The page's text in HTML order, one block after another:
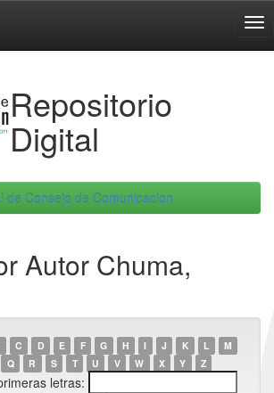
Repositorio
Digital
de Consejo de Comunicacion
Autor Chuma,
C D E F G H I J K L
M
Q R S T U V W X Y Z
letras: